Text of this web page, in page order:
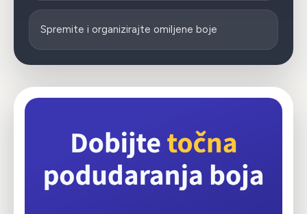
Spremite i organizirajte omiljene boje